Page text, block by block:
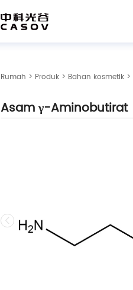
Rumah > Produk> Bahan kosmetik>
Asam γ-Aminobutirat